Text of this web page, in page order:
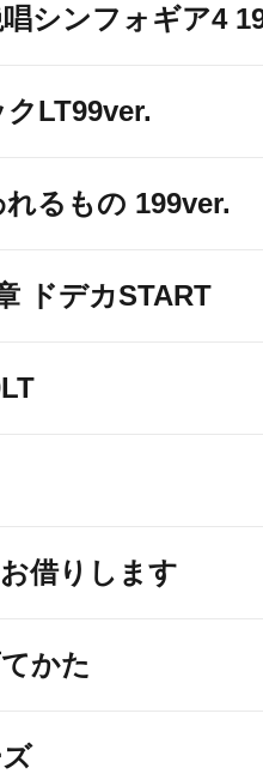
シンフォギア4
LT99ver.
るもの 199ver.
ドデカSTART
借りします
かた